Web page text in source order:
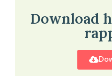
Download